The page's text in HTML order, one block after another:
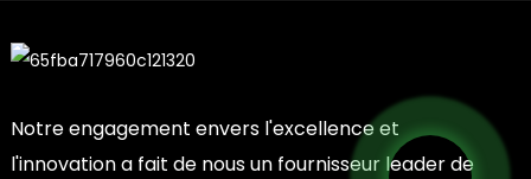
Notre engagement envers l'excellence et
l'innovation a fait de nous un fournisseur leader de